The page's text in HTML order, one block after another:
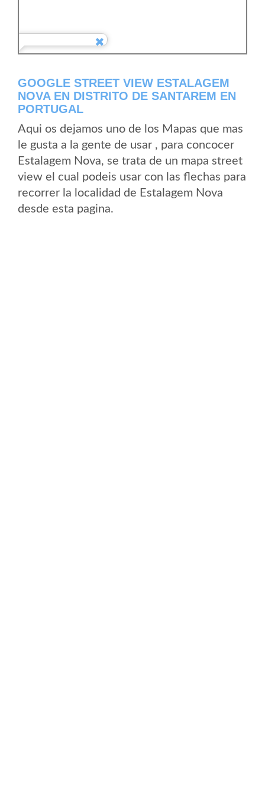
GOOGLE STREET VIEW ESTALAGEM
NOVA EN DISTRITO DE SANTAREM EN
PORTUGAL
Aqui os dejamos uno de los Mapas que mas
le gusta a la gente de usar , para concocer
Estalagem Nova, se trata de un mapa street
view el cual podeis usar con las flechas para
recorrer la localidad de Estalagem Nova
desde esta pagina.